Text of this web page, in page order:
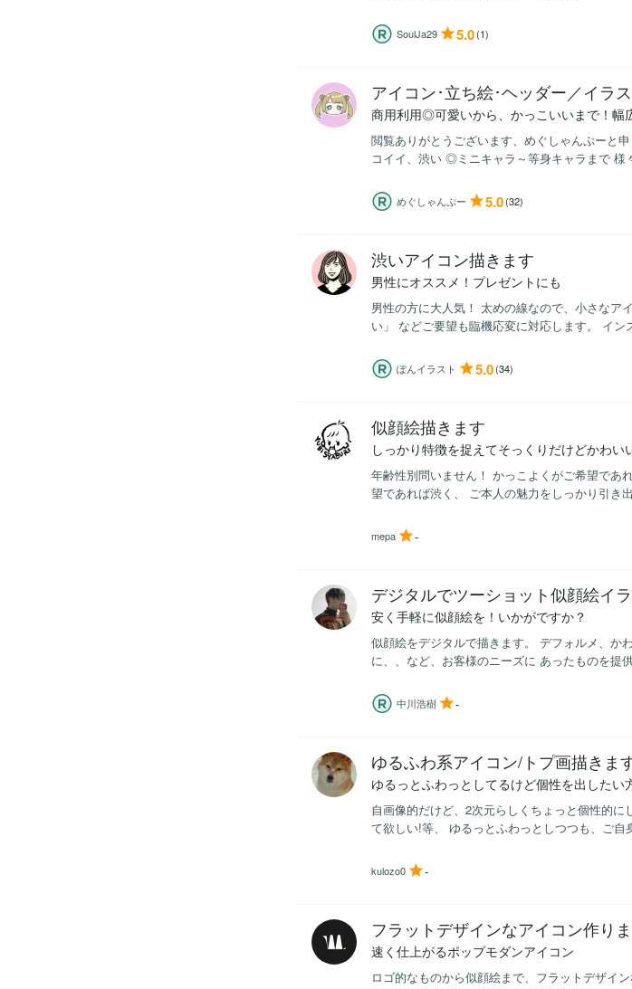
SoulJa29 5.0(1)
アイコン･立ち絵･ヘッダー／イラ
商用利用◎可愛いから、かっこいいまで！幅
閲覧ありがとうございます、めぐしゃんぷーと
コイイ、渋い ◎ミニキャラ～等身キャラまで 様
めぐしゃんぷー 5.0(32)
渋いアイコン描きます
男性にオススメ！プレゼントにも
男性の方に大人気！ 太めの線なので、小さなア
い」 などご要望も臨機応変に対応します。 イン
ぽんイラスト 5.0(34)
似顔絵描きます
しっかり特徴を捉えてそっくりだけどかわい
年齢性別問いません！ かっこよくがご希望であ
望であれば渋く、 ご本人の魅力をしっかり引き
mepa -
デジタルでツーショット似顔絵イ
安く手軽に似顔絵を！いかがですか？
似顔絵をデジタルで描きます。 デフォルメ、か
に、、など、お客様のニーズに あったものを提
中川浩樹 -
ゆるふわ系アイコン/トプ画描きま
ゆるっとふわっとしてるけど個性を出したい
自画像的だけど、2次元らしくちょっと個性的
て欲しい!等、 ゆるっとふわっとしつつも、ご
kulozo0 -
フラットデザインなアイコン作り
速く仕上がるポップモダンアイコン
ロゴ的なものから似顔絵まで、フラットデザイ